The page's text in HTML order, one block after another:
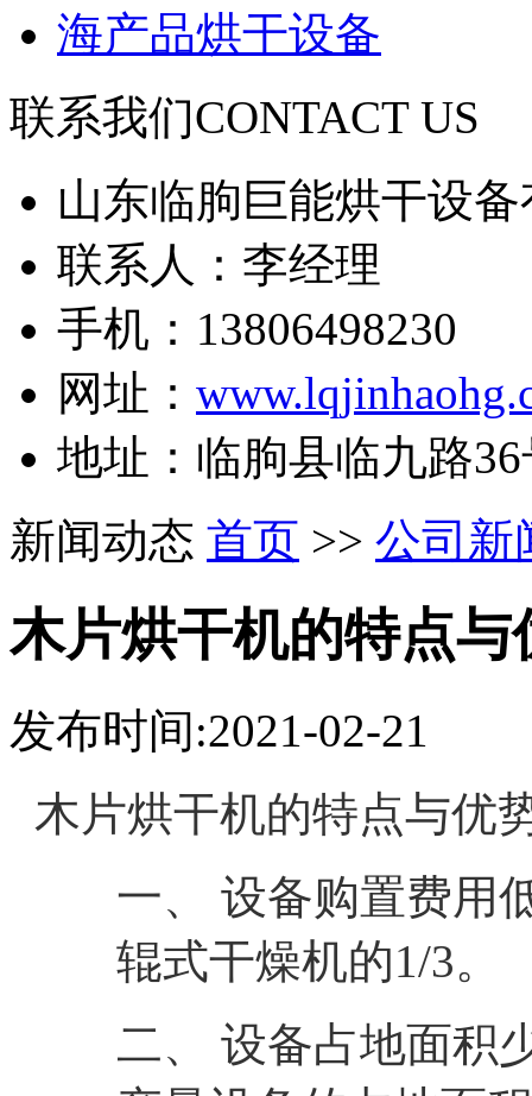
海产品烘干设备
联系我们CONTACT US
山东临朐巨能烘干设
联系人：李经理
手机：13806498230
网址：
地址：临朐县临九路36
新闻动态 首页 >> 公司新
木片烘干机的特点与
发布时间:2021-02-21
木片烘干机的特点与优
一、 设备购置费用
辊式干燥机的1/3。
二、 设备占地面积